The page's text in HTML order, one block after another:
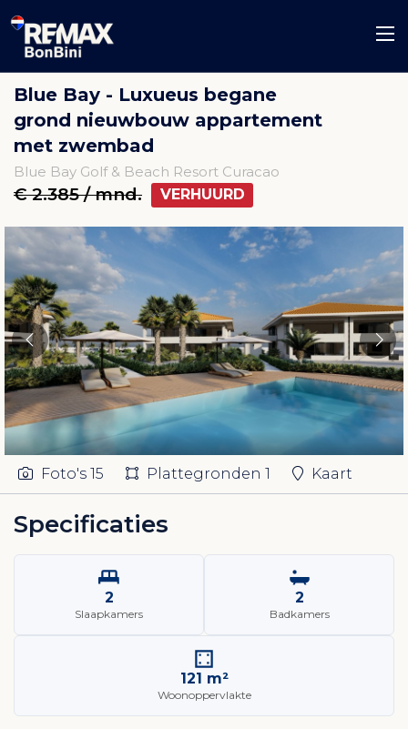
Blue Bay - Luxueus begane
grond nieuwbouw appartement
met zwembad
Blue Bay Golf & Beach Resort Curacao
€ 2.385 / mnd. VERHUURD
Foto's 15 Plattegronden 1 Kaart
Specificaties
2
Slaapkamers
2
Badkamers
121 m²
Woonoppervlakte